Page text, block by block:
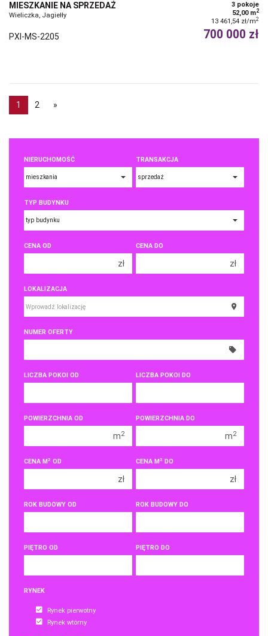
MIESZKANIE NA SPRZEDAŻ
Wieliczka, Jagiełły
3 pokoje
52,00 m2
13 461,54 zł/m2
PXI-MS-2205 700 000 zł
1 2 »
NIERUCHOMOŚĆ TRANSAKCJA
TYP BUDYNKU
CENA OD
zł
250 000 zł
300 000 zł
400 000 zł
CENA DO
zł
250 000 zł
400 000 zł
LOKALIZACJA
NUMER OFERTY
LICZBA POKOI OD
3 pokoje
4 pokoje
6 pokoi
LICZBA POKOI DO
3 pokoje
4 pokoje
6 pokoi
POWIERZCHNIA OD
m2
POWIERZCHNIA DO
m2
CENA M 2 OD
zł
CENA M 2 DO
zł
ROK BUDOWY OD ROK BUDOWY DO
PIĘTRO OD PIĘTRO DO
RYNEK
Rynek pierwotny
Rynek wtórny